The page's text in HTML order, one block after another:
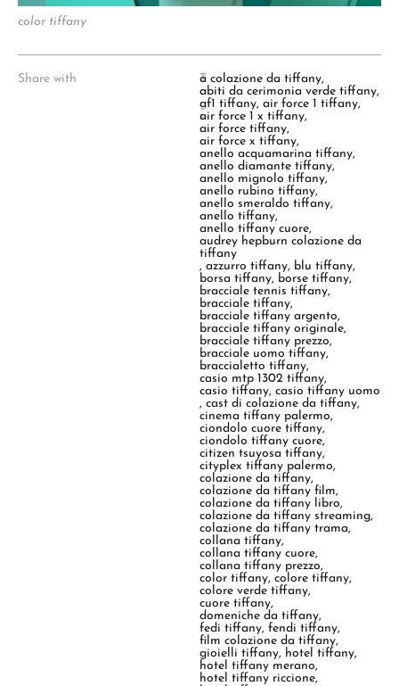
color tiffany
Share with
T
a
g
s
:
a colazione da tiffany,
abiti da cerimonia verde tiffany,
af1 tiffany,air force 1 tiffany,
air force 1 x tiffany,
air force tiffany,
air force x tiffany,
anello acquamarina tiffany,
anello diamante tiffany,
anello mignolo tiffany,
anello rubino tiffany,
anello smeraldo tiffany,
anello tiffany,
anello tiffany cuore,
audrey hepburn colazione da
tiffany
,azzurro tiffany, blu tiffany,
borsa tiffany, borse tiffany,
bracciale tennis tiffany,
bracciale tiffany,
bracciale tiffany argento,
bracciale tiffany originale,
bracciale tiffany prezzo,
bracciale uomo tiffany,
braccialetto tiffany,
casio mtp 1302 tiffany,
casio tiffany,casio tiffany uomo
,cast di colazione da tiffany,
cinema tiffany palermo,
ciondolo cuore tiffany,
ciondolo tiffany cuore,
citizen tsuyosa tiffany,
cityplex tiffany palermo,
colazione da tiffany,
colazione da tiffany film,
colazione da tiffany libro,
colazione da tiffany streaming,
colazione da tiffany trama,
collana tiffany,
collana tiffany cuore,
collana tiffany prezzo,
color tiffany,colore tiffany,
colore verde tiffany,
cuore tiffany,
domeniche da tiffany,
fedi tiffany,fendi tiffany,
film colazione da tiffany,
gioielli tiffany, hotel tiffany,
hotel tiffany merano,
hotel tiffany riccione,